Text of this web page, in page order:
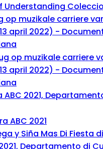
Understanding
op muzikale carriere
april 2022) -
ABC 2021